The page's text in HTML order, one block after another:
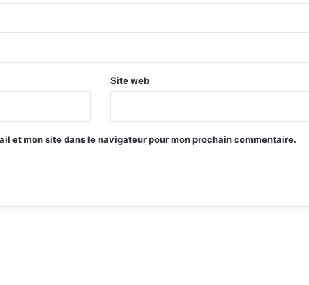
Site web
et mon site dans le navigateur pour mon prochain commentaire.